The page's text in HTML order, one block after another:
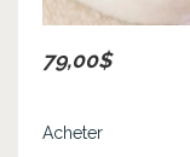
79,00$
Acheter